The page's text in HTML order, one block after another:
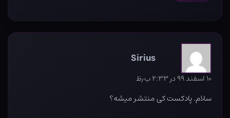
Sirius
۱۰ اسفند ۹۹ در ۲:۳۳ ب٫ظ
سلام. پادکست کی منتشر میشه؟